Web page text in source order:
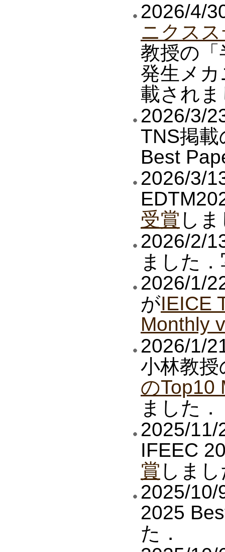
2026/4/
ニクス
教授の
発生メ
載され
2026/3/
TNS掲載
Best
2026/3/
受賞 し
2026/2/
ました
2026/1/
がIEICE
Monthly
2026/1/
小林教授
のTop10
ました．
2025/11/
IFEEC
賞 しま
2025/10/
2025
た．